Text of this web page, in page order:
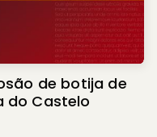
de botija de
do Castelo